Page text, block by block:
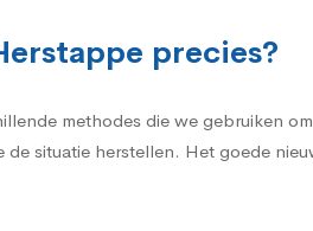
precies?
methodes die we gebruiken
situatie herstellen. Het goede